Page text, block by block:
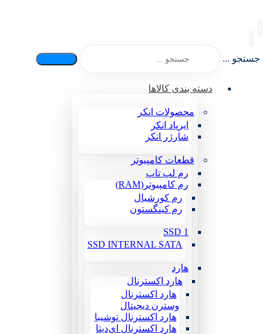
جستجو ...
دسته بندی کالاها
محصولات انکر
ایرپاد انکر
شارژر انکر
قطعات کامپیوتر
رم لپ تاپ
رم کامپیوتر(RAM)
رم کورشیال
رم کینگستون
SSD 1
SSD INTERNAL SATA
هارد
هارد اکسترنال
هارد اکسترنال
وسترن دیجیتال
هارد اکسترنال توشیبا
هارد اکسترنال ای‌دیتا